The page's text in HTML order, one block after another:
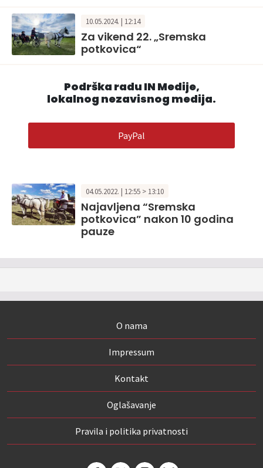
10.05.2024. | 12:14
Za vikend 22. „Sremska
potkovica“
Podrška radu IN Medije,
lokalnog nezavisnog medija.
PayPal
04.05.2022. | 12:55 > 13:10
Najavljena “Sremska
potkovica” nakon 10 godina
pauze
O nama
Impressum
Kontakt
Oglašavanje
Pravila i politika privatnosti